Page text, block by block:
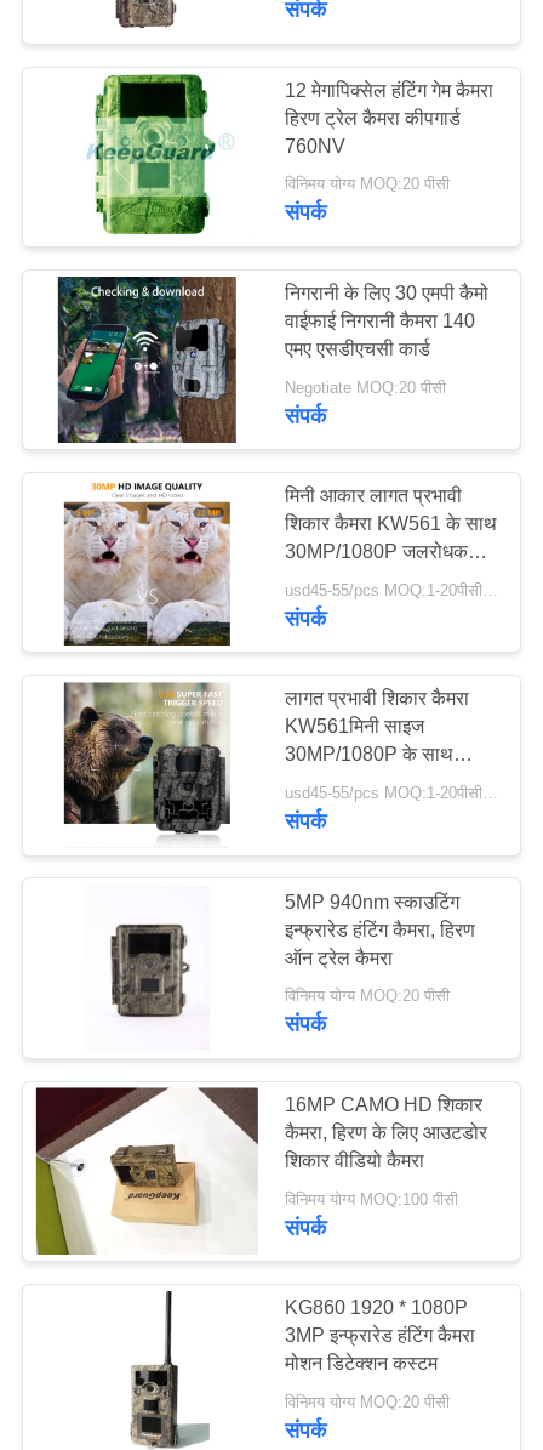
संपर्क
12 मेगापिक्सेल हंटिंग गेम कैमरा
हिरण ट्रेल कैमरा कीपगार्ड
760NV
विनिमय योग्य MOQ:20 पीसी
संपर्क
निगरानी के लिए 30 एमपी कैमो
वाईफाई निगरानी कैमरा 140
एमए एसडीएचसी कार्ड
Negotiate MOQ:20 पीसी
संपर्क
मिनी आकार लागत प्रभावी
शिकार कैमरा KW561 के साथ
30MP/1080P जलरोधक
IP67 512GB तक 0.3s
जंगली जानवरों के शिकार के
usd45-55/pcs MOQ:1-20पीसीएस
संपर्क
लागत प्रभावी शिकार कैमरा
KW561मिनी साइज
30MP/1080P के साथ
512GB तक IP67 वाटरप्रूफ
स्टोरेज 0.3s रिस्पांस गेम ट्रेल
usd45-55/pcs MOQ:1-20पीसीएस
संपर्क
5MP 940nm स्काउटिंग
इन्फ्रारेड हंटिंग कैमरा, हिरण
ऑन ट्रेल कैमरा
विनिमय योग्य MOQ:20 पीसी
संपर्क
16MP CAMO HD शिकार
कैमरा, हिरण के लिए आउटडोर
शिकार वीडियो कैमरा
विनिमय योग्य MOQ:100 पीसी
संपर्क
KG860 1920 * 1080P
3MP इन्फ्रारेड हंटिंग कैमरा
मोशन डिटेक्शन कस्टम
विनिमय योग्य MOQ:20 पीसी
संपर्क